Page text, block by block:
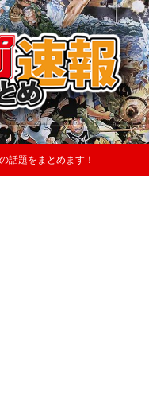
話題をまとめます！